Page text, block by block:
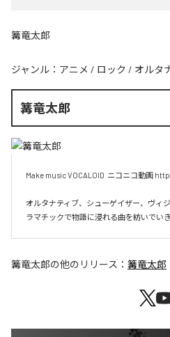
篝竜太郎
ジャンル： アニメ / ロック / オルタ
篝竜太郎
Make music VOCALOID  ニコニコ動画
オルタナティブ、シューゲイザー、ヴィ
ラマチックで物語に浸れる曲を紡いでいき
篝竜太郎の他のリリース： 篝竜太郎